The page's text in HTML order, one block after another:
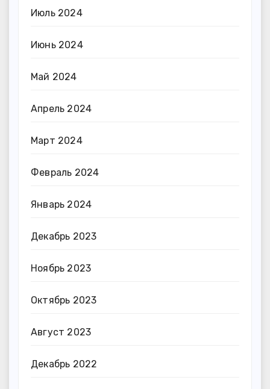
Июль 2024
Июнь 2024
Май 2024
Апрель 2024
Март 2024
Февраль 2024
Январь 2024
Декабрь 2023
Ноябрь 2023
Октябрь 2023
Август 2023
Декабрь 2022